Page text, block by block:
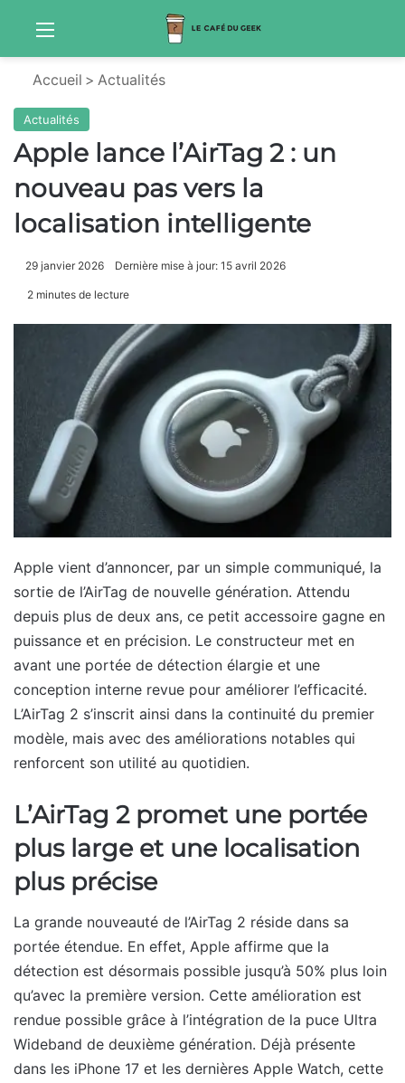
Menu
Accueil > Actualités
Actualités
Apple lance l’AirTag 2 : un
nouveau pas vers la
localisation intelligente
29 janvier 2026 Dernière mise à jour: 15 avril 2026
2 minutes de lecture
Apple vient d’annoncer, par un simple communiqué, la
sortie de l’AirTag de nouvelle génération. Attendu
depuis plus de deux ans, ce petit accessoire gagne en
puissance et en précision. Le constructeur met en
avant une portée de détection élargie et une
conception interne revue pour améliorer l’efficacité.
L’AirTag 2 s’inscrit ainsi dans la continuité du premier
modèle, mais avec des améliorations notables qui
renforcent son utilité au quotidien.
L’AirTag 2 promet une portée
plus large et une localisation
plus précise
La grande nouveauté de l’AirTag 2 réside dans sa
portée étendue. En effet, Apple affirme que la
détection est désormais possible jusqu’à 50% plus loin
qu’avec la première version. Cette amélioration est
rendue possible grâce à l’intégration de la puce Ultra
Wideband de deuxième génération. Déjà présente
dans les iPhone 17 et les dernières Apple Watch, cette